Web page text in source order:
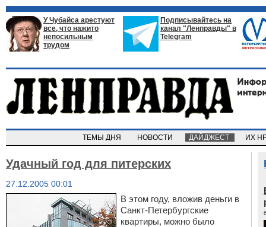
У Чубайса арестуют
все, что нажито
непосильным
трудом
Подписывайтесь на
канал "Ленправды" в
Telegram
ТЕМЫ ДНЯ НОВОСТИ ДАЙДЖЕСТ ИХ
Удачный год для питерских
27.12.2005 00:01
В этом году, вложив деньги в
Санкт-Петербургские
квартиры, можно было